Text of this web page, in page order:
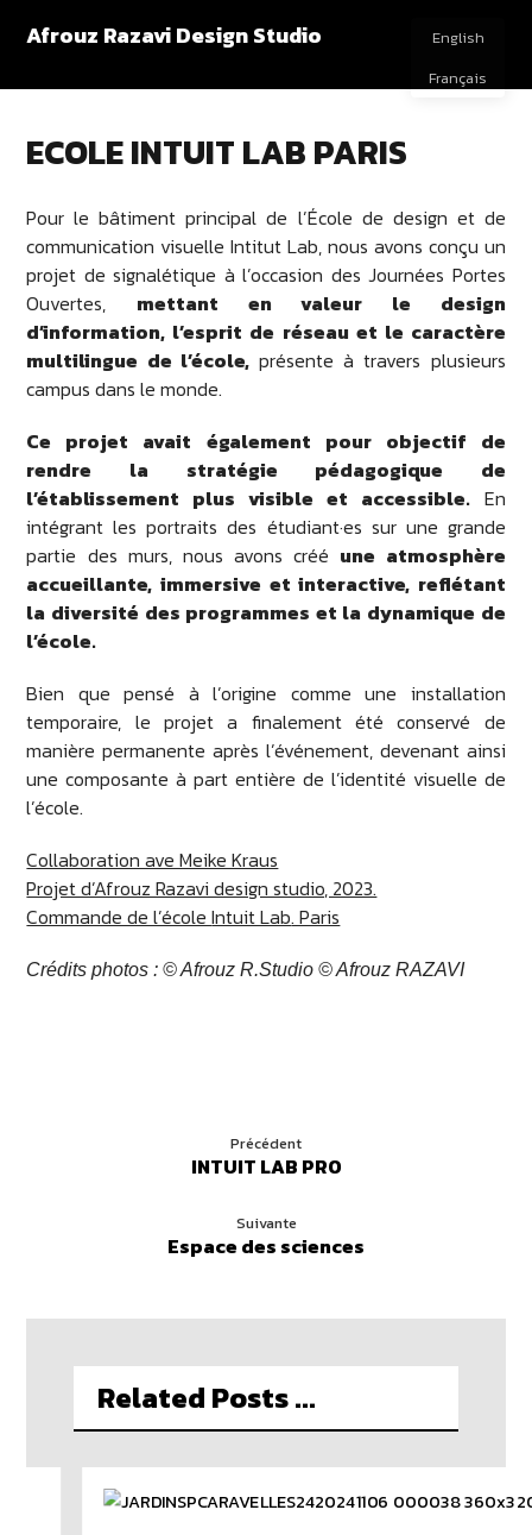
Afrouz Razavi Design Studio
English
Français
ECOLE INTUIT LAB PARIS
Pour le bâtiment principal de l’École de design et de
communication visuelleIntitut Lab, nous avons conçu un
projet de signalétique à l’occasion des Journées Portes
Ouvertes, mettant en valeur le design
d’information, l’esprit de réseau et le caractère
multilingue de l’école,présente à travers plusieurs
campus dans le monde.
Ce projet avait également pour objectif de
rendre la stratégie pédagogique de
l’établissement plus visible et accessible.En
intégrant les portraits des étudiant·es sur une grande
partie des murs, nous avons créé une atmosphère
accueillante, immersive et interactive, reflétant
la diversité des programmes et la dynamique de
l’école.
Bien que pensé à l’origine comme une installation
temporaire, le projet a finalement été conservé de
manière permanente après l’événement, devenant ainsi
une composante à part entière de l’identité visuelle de
l’école.
Collaboration ave Meike Kraus
Projet d’Afrouz Razavi design studio, 2023.
Commande de l’écoleIntuit Lab. Paris
Crédits photos : © Afrouz R.Studio © Afrouz RAZAVI
Précédent
INTUIT LAB PRO
Suivante
Espace des sciences
Related Posts ...